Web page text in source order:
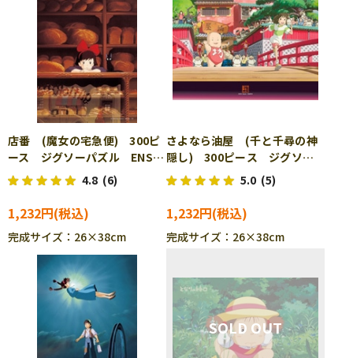
店番 (魔女の宅急便) 300ピ
ース ジグソーパズル ENS-
300-219
4.8 (6)
1,232円
完成サイズ：26×38cm
さよなら油屋 (千と千尋の神
隠し) 300ピース ジグソー
パズル ENS-300-223
5.0 (5)
1,232円
完成サイズ：26×38cm